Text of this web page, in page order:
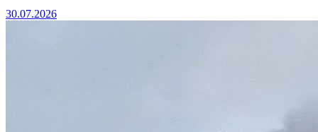
30.07.2026